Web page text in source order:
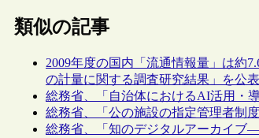
類似の記事
2009年度の国内「流通情報量」は約
の計量に関する調査研究結果」を公表
総務省、「自治体におけるAI活用・
総務省、「公の施設の指定管理者制
総務省、「知のデジタルアーカイブ